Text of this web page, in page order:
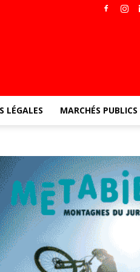
LÉGALES MARCHÉS PUBLICS